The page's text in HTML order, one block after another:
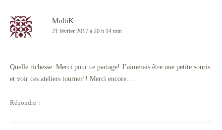
MultiK
21 février 2017 à 20 h 14 min
Quelle richesse. Merci pour ce partage! J’aimerais être une petite souris
et voir ces ateliers tourner!! Merci encore….
Répondre ↓